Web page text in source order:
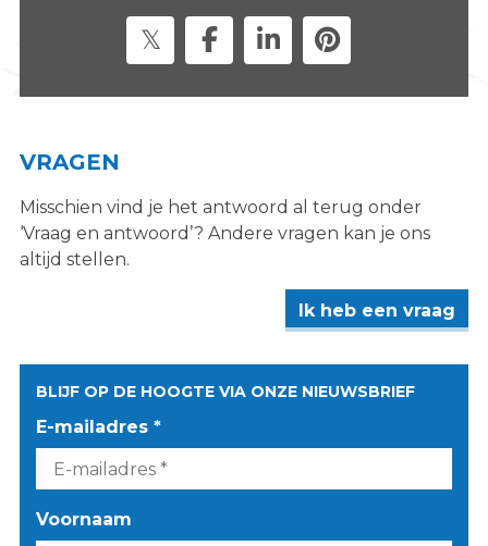
e
VRAGEN
Misschien vind je het antwoord al terug onder
‘Vraag en antwoord’? Andere vragen kan je ons
altijd stellen.
Ik heb een vraag
BLIJF OP DE HOOGTE VIA ONZE NIEUWSBRIEF
E-mailadres *
Voornaam